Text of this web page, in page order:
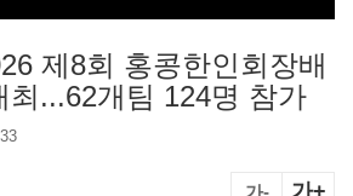
제8회 홍콩한인회장배
최...62개팀 124명 참가
가-